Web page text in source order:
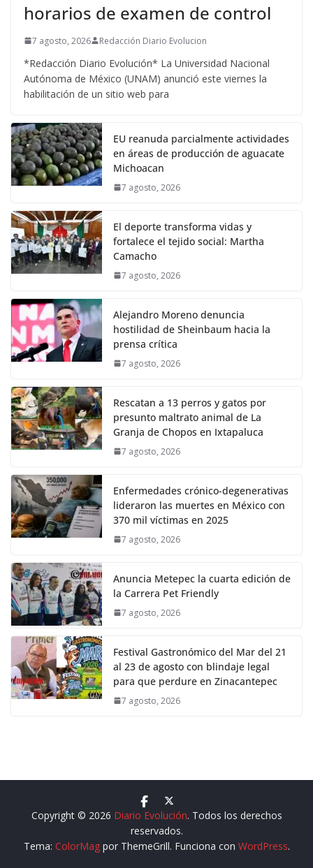
horarios de examen de control
7 agosto, 2026 Redacción Diario Evolucion
*Redacción Diario Evolución* La Universidad Nacional
Autónoma de México (UNAM) anunció este viernes la
habilitación de un sitio web para
EU reanuda parcialmente actividades
en áreas de producción de aguacate
Michoacan
7 agosto, 2026
El deporte transforma vidas y
fortalece el tejido social: Martha
Camacho
7 agosto, 2026
Alejandro Moreno denuncia
hostilidad de Sheinbaum hacia la
prensa crítica
7 agosto, 2026
Rescatan a 13 perros y gatos por
presunto maltrato animal de La
Granja de Chopos en Ixtapaluca
7 agosto, 2026
Enfermedades crónico-degenerativas
lideraron las muertes en México con
370 mil víctimas en 2025
7 agosto, 2026
Anuncia Metepec la cuarta edición de
la Carrera Pet Friendly
7 agosto, 2026
Festival Gastronómico del Mar del 21
al 23 de agosto con blindaje legal
para que perdure en Zinacantepec
7 agosto, 2026
Copyright © 2026 Diario Evolución. Todos los derechos
reservados.
Tema: ColorMagpor ThemeGrill. Funciona con WordPress.